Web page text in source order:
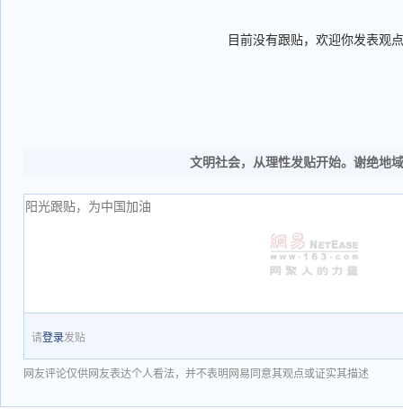
目前没有跟贴，欢迎你发表观点
文明社会，从理性发贴开始。谢绝地
请登录发贴
网友评论仅供网友表达个人看法，并不表明网易同意其观点或证实其描述